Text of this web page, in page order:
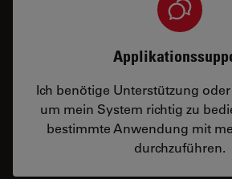
Ich benötige Unterstützung
um mein System richtig zu
bestimmte Anwendung mit
durchzuführen.